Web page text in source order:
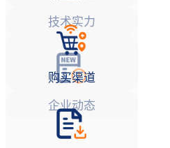
购买渠道
技术实力
企业动态